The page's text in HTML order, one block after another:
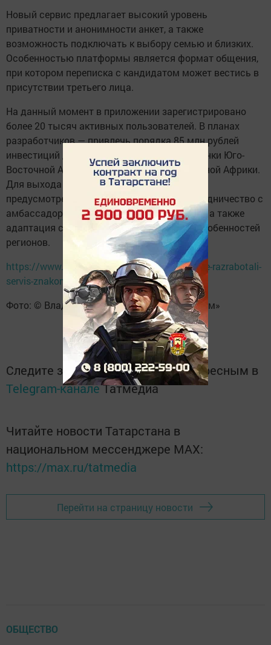
Новый сервис предлагает высокий уровень
приватности и анонимности анкет, а также
возможность подключать к выбору семью и близких.
Особенностью платформы является формат общения,
при котором переписка с кандидатом может вестись в
присутствии третьего лица.
На данный момент в приложении зарегистрировано
более 20 тысяч активных пользователей. В планах
разработчиков — привлечь порядка 85 млн рублей
инвестиций для расширения проекта на рынки Юго-
Восточной Азии, Ближнего Востока и Северной Африки.
Для выхода на международную аудиторию
предусмотрено развитие маркетинга, сотрудничество с
амбассадорами и профильными брендами, а также
адаптация сервиса с учётом культурных особенностей
регионов.
https://www.tatar-inform.ru/news/v-tatarstane-razrabotali-
servis-znakomstv-dlya-musulman-6028251
Фото: © Владимир Васильев / «Татар-информ»
Следите за самым важным и интересным в
Telegram-канале Татмедиа
Читайте новости Татарстана в
национальном мессенджере MАХ:
https://max.ru/tatmedia
Перейти на страницу новости
ОБЩЕСТВО